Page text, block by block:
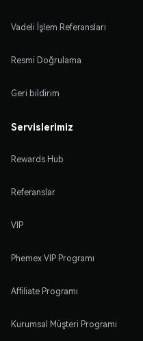
Vadeli İşlem Referansları
Resmi Doğrulama
Geri bildirim
Servislerimiz
Rewards Hub
Referanslar
VIP
Phemex VIP Programı
Affiliate Programı
Kurumsal Müşteri Programı